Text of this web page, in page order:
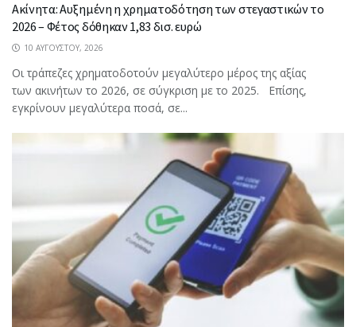
Ακίνητα: Αυξημένη η χρηματοδότηση των στεγαστικών το
2026 – Φέτος δόθηκαν 1,83 δισ. ευρώ
10 ΑΥΓΟΎΣΤΟΥ, 2026
Οι τράπεζες χρηματοδοτούν μεγαλύτερο μέρος της αξίας
των ακινήτων το 2026, σε σύγκριση με το 2025. Επίσης,
εγκρίνουν μεγαλύτερα ποσά, σε...